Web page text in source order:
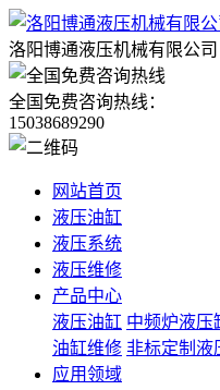
洛阳博通液压机械有限公司
全国免费咨询热线：
15038689290
网站首页
液压油缸
液压系统
液压维修
产品中心
液压油缸 中频炉液压
油缸维修 非标定制液
应用领域